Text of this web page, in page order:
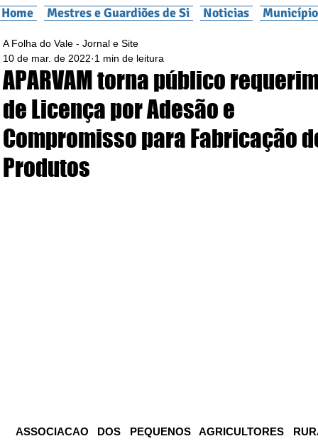
Home Mestres e Guardiões de Si Noticias
APARVAM torna público
de Licença por Adesão e
Compromisso para Fabricação
Produtos
A Folha do Vale - Jornal e Site
10 de mar. de 2022 1 min de leitura
ASSOCIACAO DOS PEQUENOS AGRICULTORES